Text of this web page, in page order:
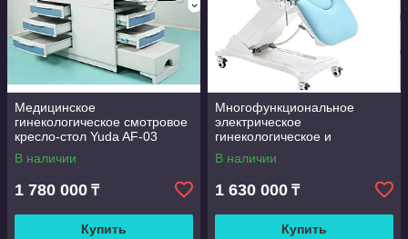
Медицинское
гинекологическое смотровое
кресло-стол Yuda AF-03
В наличии
1 780 000 ₸
Купить
Многофункциональное
электрическое
гинекологическое и
урологическое кресло-
трансформер бренда Sincoo
(модификация E006)
В наличии
1 630 000 ₸
Купить